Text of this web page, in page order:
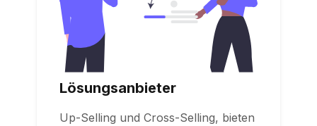
Lösungsanbieter
Up-Selling und Cross-Selling, bieten